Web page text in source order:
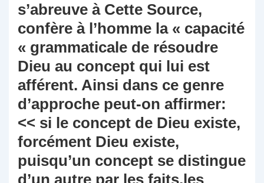
s’abreuve à Cette Source,
confère à l’homme la « capacité
« grammaticale de résoudre
Dieu au concept qui lui est
afférent. Ainsi dans ce genre
d’approche peut-on affirmer:
<< si le concept de Dieu existe,
forcément Dieu existe,
puisqu’un concept se distingue